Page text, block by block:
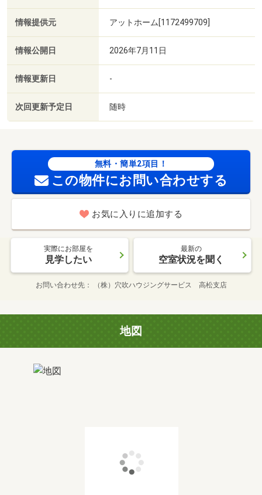
情報提供元 アットホーム[1172499709]
情報公開日 2026年7月11日
情報更新日 -
次回更新予定日 随時
無料・簡単2項目！
この物件にお問い合わせする
お気に入りに追加する
実際にお部屋を
見学したい
最新の
空室状況を聞く
お問い合わせ先 （株）穴吹ハウジングサービス 高松支店
地図